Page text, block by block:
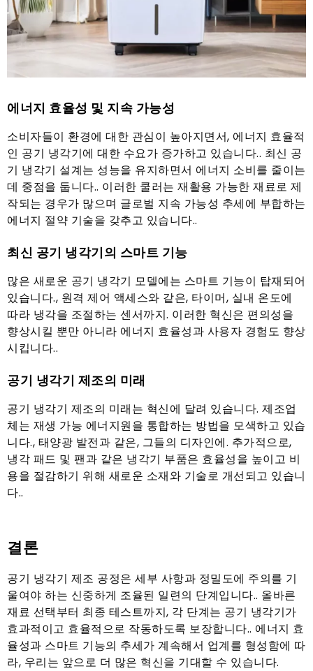
에너지 효율성 및 지속 가능성
소비자들이 환경에 대한 관심이 높아지면서, 에너지 효율적
인 공기 냉각기에 대한 수요가 증가하고 있습니다.. 최신 공
기 냉각기 설계는 성능을 유지하면서 에너지 소비를 줄이는
데 중점을 둡니다.. 이러한 쿨러는 재활용 가능한 재료로 제
작되는 경우가 많으며 글로벌 지속 가능성 추세에 부합하는
에너지 절약 기술을 갖추고 있습니다..
최신 공기 냉각기의 스마트 기능
많은 새로운 공기 냉각기 모델에는 스마트 기능이 탑재되어
있습니다., 원격 제어 액세스와 같은, 타이머, 실내 온도에
따라 냉각을 조절하는 센서까지. 이러한 혁신은 편의성을
향상시킬 뿐만 아니라 에너지 효율성과 사용자 경험도 향상
시킵니다..
공기 냉각기 제조의 미래
공기 냉각기 제조의 미래는 혁신에 달려 있습니다. 제조업
체는 재생 가능 에너지원을 통합하는 방법을 모색하고 있습
니다., 태양광 발전과 같은, 그들의 디자인에. 추가적으로,
냉각 패드 및 팬과 같은 냉각기 부품은 효율성을 높이고 비
용을 절감하기 위해 새로운 소재와 기술로 개선되고 있습니
다..
결론
공기 냉각기 제조 공정은 세부 사항과 정밀도에 주의를 기
울여야 하는 신중하게 조율된 일련의 단계입니다.. 올바른
재료 선택부터 최종 테스트까지, 각 단계는 공기 냉각기가
효과적이고 효율적으로 작동하도록 보장합니다.. 에너지 효
율성과 스마트 기능의 추세가 계속해서 업계를 형성함에 따
라, 우리는 앞으로 더 많은 혁신을 기대할 수 있습니다.